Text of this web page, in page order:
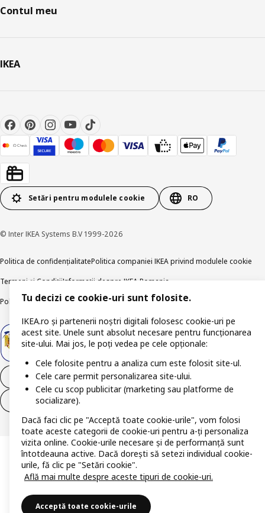
Contul meu
IKEA
Setări pentru modulele cookie RO
© Inter IKEA Systems B.V 1999-2026
Politica de confidențialitatePolitica companiei IKEA privind modulele cookie
Termeni și CondițiiInformații despre IKEA Romania
Politica de publicare responsabilăAccesibilitatea digitală
Retrage-te din contract
Retrage-te din contract (servicii)
Tu decizi ce cookie-uri sunt folosite.
IKEA.ro și partenerii noștri digitali folosesc cookie-uri pe
acest site. Unele sunt absolut necesare pentru funcționarea
site-ului. Mai jos, le poți vedea pe cele opționale:
Cele folosite pentru a analiza cum este folosit site-ul.
Cele care permit personalizarea site-ului.
Cele cu scop publicitar (marketing sau platforme de
socializare).
Dacă faci clic pe "Acceptă toate cookie-urile", vom folosi
toate aceste categorii de cookie-uri pentru a-ți personaliza
vizita online. Cookie-urile necesare și de performanță sunt
întotdeauna active. Dacă dorești să setezi individual cookie-
urile, fă clic pe "Setări cookie".
Află mai multe despre aceste tipuri de cookie-uri.
Acceptă toate cookie-urile